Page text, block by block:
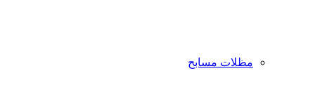
مظلات مسابح